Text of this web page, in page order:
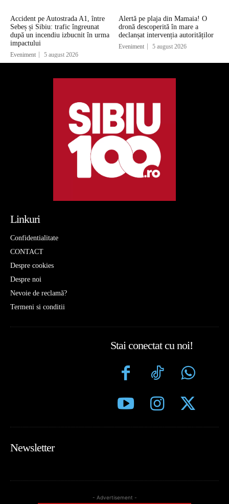
Accident pe Autostrada A1, între
Sebeș și Sibiu: trafic îngreunat
după un incendiu izbucnit în urma
impactului
Eveniment 5 august 2026
Alertă pe plaja din Mamaia! O
dronă descoperită în mare a
declanșat intervenția autorităților
Eveniment 5 august 2026
Linkuri
Confidentialitate
CONTACT
Despre cookies
Despre noi
Nevoie de reclamă?
Termeni si conditii
Stai conectat cu noi!
Newsletter
- Advertisement -